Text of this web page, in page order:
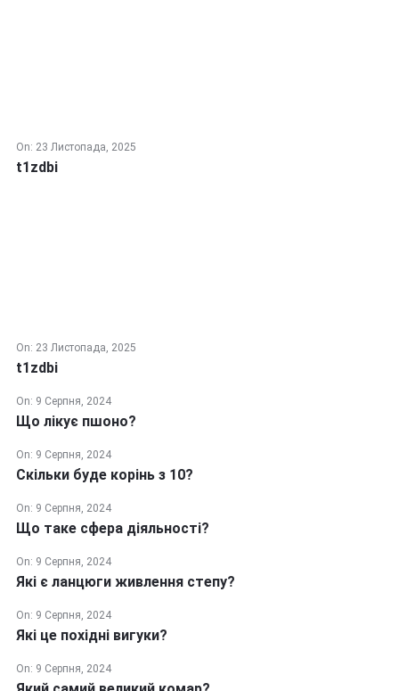
On: 23 Листопада, 2025
t1zdbi
On: 23 Листопада, 2025
t1zdbi
On: 9 Серпня, 2024
Що лікує пшоно?
On: 9 Серпня, 2024
Скільки буде корінь з 10?
On: 9 Серпня, 2024
Що таке сфера діяльності?
On: 9 Серпня, 2024
Які є ланцюги живлення степу?
On: 9 Серпня, 2024
Які це похідні вигуки?
On: 9 Серпня, 2024